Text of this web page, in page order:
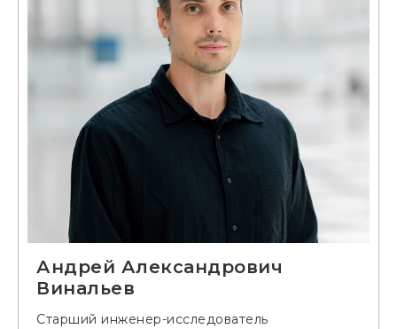
Андрей Александрович
Винальев
Старший инженер-исследователь